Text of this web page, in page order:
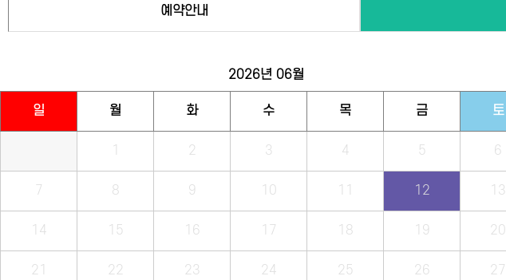
예약안내
2026년 06월
일 월 화 수 목 금 토
1 2 3 4 5 6
7 8 9 10 11 12 13
14 15 16 17 18 19 20
21 22 23 24 25 26 27